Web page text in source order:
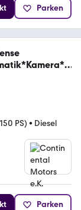
Parken
PS) • Diesel
Parken